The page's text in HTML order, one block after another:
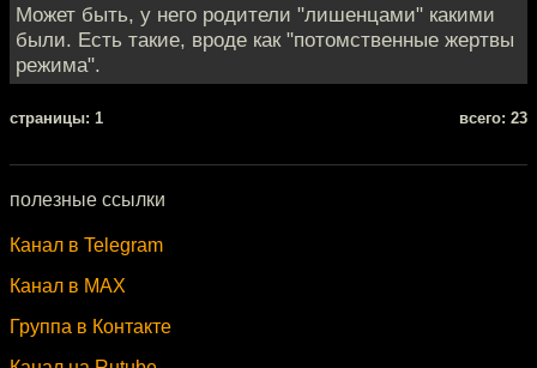
Может быть, у него родители "лишенцами" какими
были. Есть такие, вроде как "потомственные жертвы
режима".
cтраницы: 1 всего: 23
полезные ссылки
Канал в Telegram
Канал в MAX
Группа в Контакте